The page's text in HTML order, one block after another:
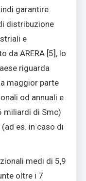
garantire
distribuzione
e
da ARERA [5], lo
riguarda
maggior parte
od annuali e
miliardi di Smc)
es. in caso di
medi di 5,9
oltre i 7